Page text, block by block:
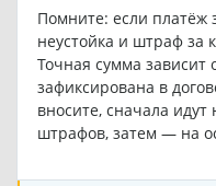
Помните: если платёж
неустойка и штраф за
Точная сумма зависит
зафиксирована в
вносите, сначала
штрафов, затем — на